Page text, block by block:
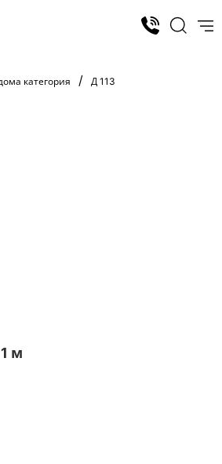
категория Д 113
м